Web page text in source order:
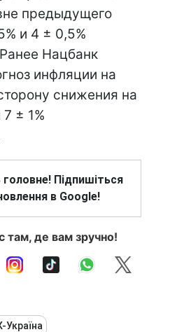
предыдущего
и 4 ± 0,5%
Нацбанк
инфляции на
снижения на
± 1%
головне! Підпишіться
в Google!
там, де вам зручно!
Україна